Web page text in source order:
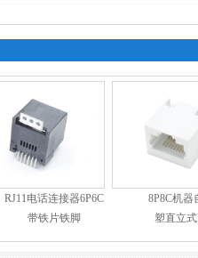
RJ11电话连接器6P6C
带铁片铁脚
8P8C机
塑直立